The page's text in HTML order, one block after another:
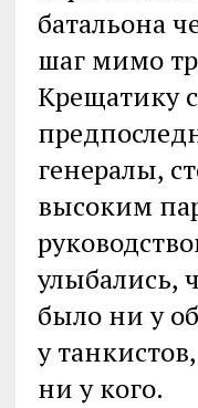
батальона
шаг мимо
Крещатику
генералы,
высоким
улыбались,
было ни у
у
ни у кого.